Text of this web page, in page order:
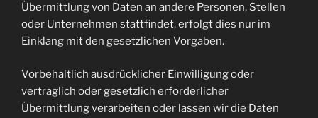
Übermittlung von Daten an andere Personen, Stellen
oder Unternehmen stattfindet, erfolgt dies nur im
Einklang mit den gesetzlichen Vorgaben.
Vorbehaltlich ausdrücklicher Einwilligung oder
vertraglich oder gesetzlich erforderlicher
Übermittlung verarbeiten oder lassen wir die Daten